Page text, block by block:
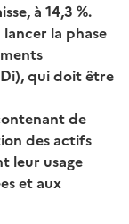
à 14,3 %.
la phase
qui doit être
de
des actifs
leur usage
et aux